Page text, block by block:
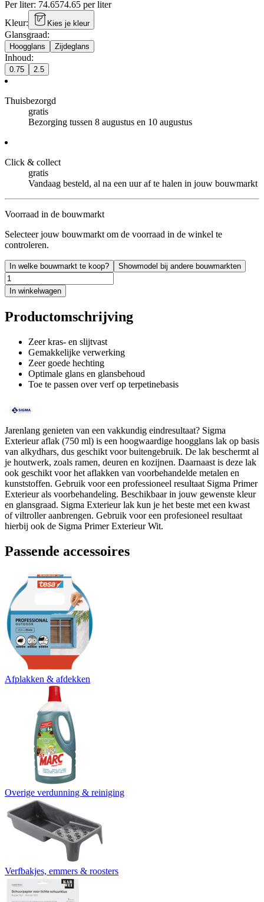
Per liter: 74.6574.65 per liter
Kleur: Kies je kleur
Glansgraad:
Hoogglans Zijdeglans
Inhoud:
0.75 2.5
Thuisbezorgd
gratis
Bezorging tussen 8 augustus en 10 augustus
Click & collect
gratis
Vandaag besteld, al na een uur af te halen in jouw bouwmarkt
Voorraad in de bouwmarkt
Selecteer jouw bouwmarkt om de voorraad in de winkel te
controleren.
In welke bouwmarkt te koop? Showmodel bij andere bouwmarkten
In winkelwagen
Productomschrijving
Zeer kras- en slijtvast
Gemakkelijke verwerking
Zeer goede hechting
Optimale glans en glansbehoud
Toe te passen over verf op terpetinebasis
Jarenlang genieten van een vakkundig eindresultaat? Sigma
Exterieur aflak (750 ml) is een hoogwaardige hoogglans lak op basis
van alkydhars, dus geschikt voor buitengebruik. De lak beschermt al
je houtwerk, zoals ramen, deuren en kozijnen. Daarnaast is deze lak
ook geschikt voor het aflakken van voorbehandelde metalen en
kunststoffen. Gebruik voor een professioneel resultaat Sigma Primer
Exterieur als voorbehandeling. Beschikbaar in jouw gewenste kleur
en glansgraad. Sigma Exterieur lak kun je het beste met een kwast
of viltroller aanbrengen. Gebruik voor een profesioneel resultaat
hierbij ook de Sigma Primer Exterieur Wit.
Passende accessoires
Afplakken & afdekken
Overige verdunning & reiniging
Verfbakjes, emmers & roosters